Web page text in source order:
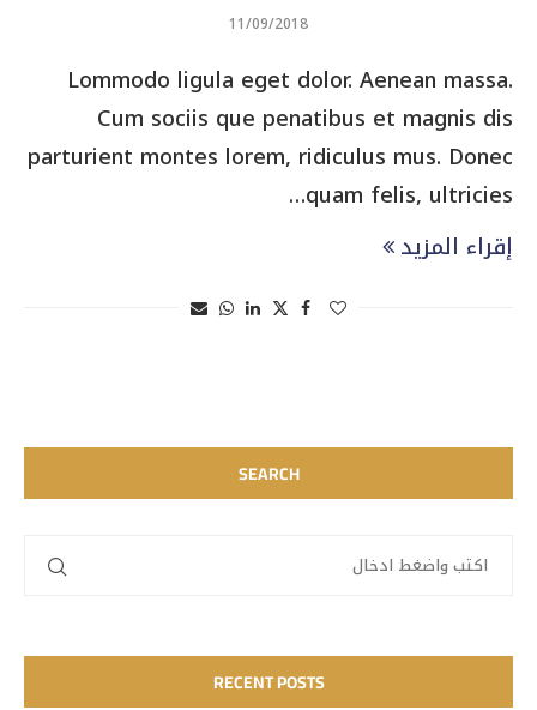
11/09/2018
Lommodo ligula eget dolor. Aenean massa.
Cum sociis que penatibus et magnis dis
parturient montes lorem, ridiculus mus. Donec
quam felis, ultricies…
إقراء المزيد
SEARCH
RECENT POSTS